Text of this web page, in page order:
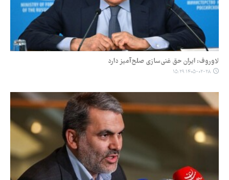
لاوروف: ایران حق غنی‌سازی صلح‌آمیز دارد
۱۴۰۵-۰۲-۲۸ ۱۵:۲۹